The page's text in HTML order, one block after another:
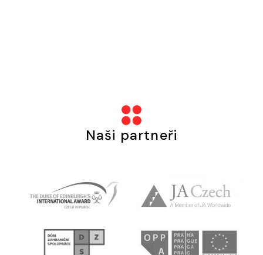
Naši partneři